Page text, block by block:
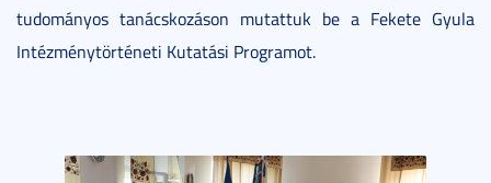
tudományos tanácskozáson mutattuk be a Fekete Gyula
Intézménytörténeti Kutatási Programot.